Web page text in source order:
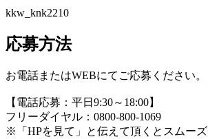
kkw_knk2210
応募方法
お電話またはWEBにてご応募ください。
【電話応募：平日9:30～18:00】
フリーダイヤル：0800-800-1069
※「HPを見て」と伝えて頂くとスムーズ